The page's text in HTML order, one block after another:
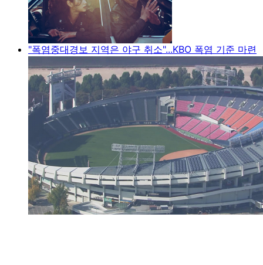
"폭염중대경보 지역은 야구 취소"...KBO 폭염 기준 마련